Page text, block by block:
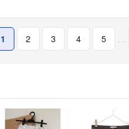
1 2 3 4 5 …